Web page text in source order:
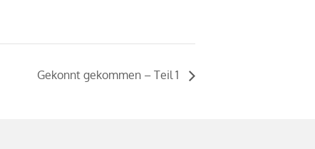
Gekonnt gekommen – Teil 1